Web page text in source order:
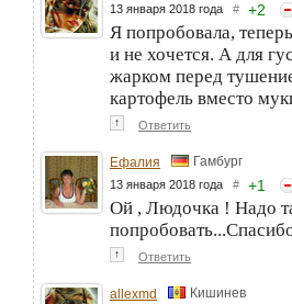
13 января 2018 года # +2
Я попробовала,
и не хочется. А для
жарком перед
картофель вместо
↑ Ответить
Ефалия Гамбург
13 января 2018 года # +1
Ой , Людочка ! Надо
↑ Ответить
allexmd Кишинев